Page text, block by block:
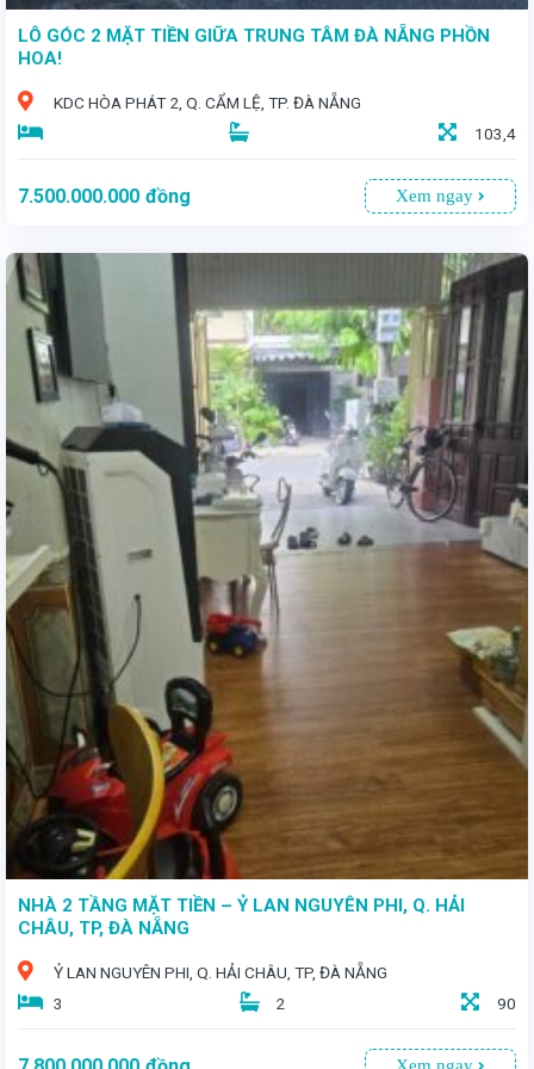
LÔ GÓC 2 MẶT TIỀN GIỮA TRUNG TÂM ĐÀ NẴNG PHỒN
HOA!
KDC HÒA PHÁT 2, Q. CẨM LỆ, TP. ĐÀ NẴNG
103,4
7.500.000.000 đồng Xem ngay
NHÀ 2 TẦNG MẶT TIỀN – Ỷ LAN NGUYÊN PHI, Q. HẢI
CHÂU, TP, ĐÀ NẴNG
Ỷ LAN NGUYÊN PHI, Q. HẢI CHÂU, TP, ĐÀ NẴNG
3
2 90